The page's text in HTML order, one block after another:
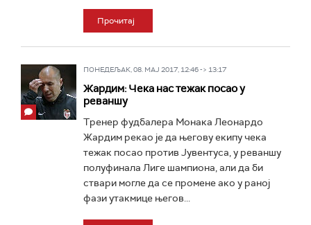
Прочитај
ПОНЕДЕЉАК, 08. МАЈ 2017, 12:46 -> 13:17
Жардим: Чека нас тежак посао у
реваншу
Тренер фудбалера Монака Леонардо
Жардим рекао је да његову екипу чека
тежак посао против Јувентуса, у реваншу
полуфинала Лиге шампиона, али да би
ствари могле да се промене ако у раној
фази утакмице његов...